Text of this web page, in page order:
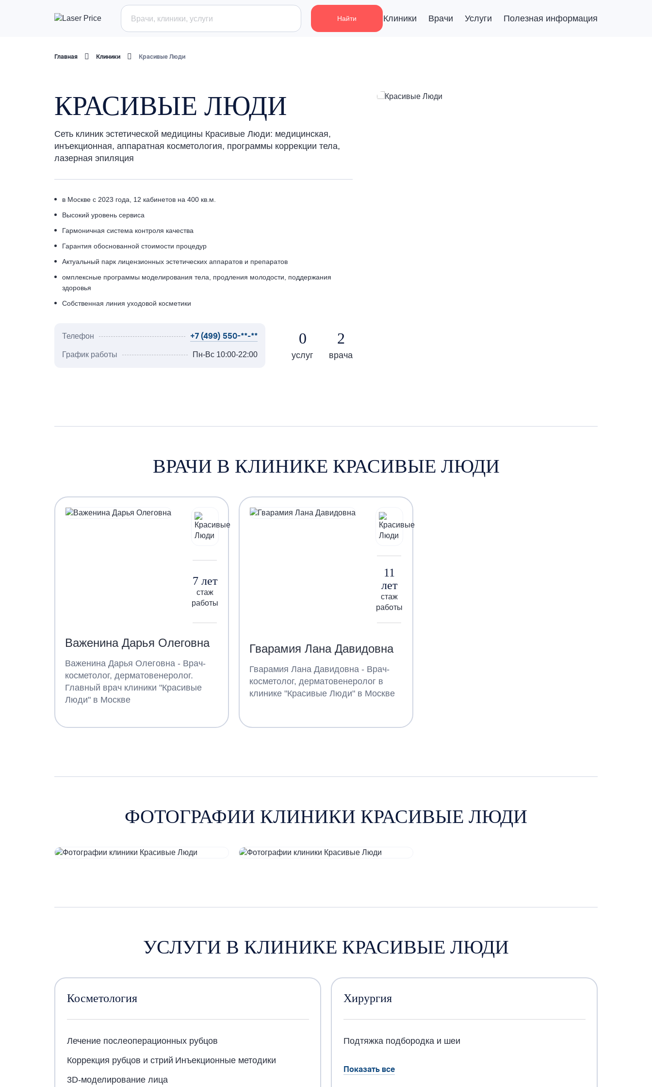
Найти Клиники Врачи Услуги Полезная информация
Главная Клиники Красивые Люди
КРАСИВЫЕ ЛЮДИ
Сеть клиник эстетической медицины Красивые Люди: медицинская,
инъекционная, аппаратная косметология, программы коррекции тела,
лазерная эпиляция
в Москве с 2023 года, 12 кабинетов на 400 кв.м.
Высокий уровень сервиса
Гармоничная система контроля качества
Гарантия обоснованной стоимости процедур
Актуальный парк лицензионных эстетических аппаратов и препаратов
омплексные программы моделирования тела, продления молодости, поддержания
здоровья
Собственная линия уходовой косметики
Телефон +7 (499) 550-**-**
График работы Пн-Вс 10:00-22:00
0
услуг
2
врача
ВРАЧИ В КЛИНИКЕ КРАСИВЫЕ ЛЮДИ
7 лет
стаж
работы
Важенина Дарья Олеговна
Важенина Дарья Олеговна - Врач-
косметолог, дерматовенеролог.
Главный врач клиники "Красивые
Люди" в Москве
11
лет
стаж
работы
Гварамия Лана Давидовна
Гварамия Лана Давидовна - Врач-
косметолог, дерматовенеролог в
клинике "Красивые Люди" в Москве
ФОТОГРАФИИ КЛИНИКИ КРАСИВЫЕ ЛЮДИ
УСЛУГИ В КЛИНИКЕ КРАСИВЫЕ ЛЮДИ
Косметология
Лечение послеоперационных рубцов
Коррекция рубцов и стрий Инъекционные методики
3D-моделирование лица
Хирургия
Подтяжка подбородка и шеи
Показать все